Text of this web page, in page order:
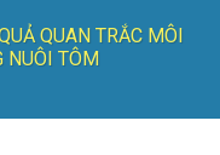
QUAN TRẮC MÔI
NUÔI TÔM